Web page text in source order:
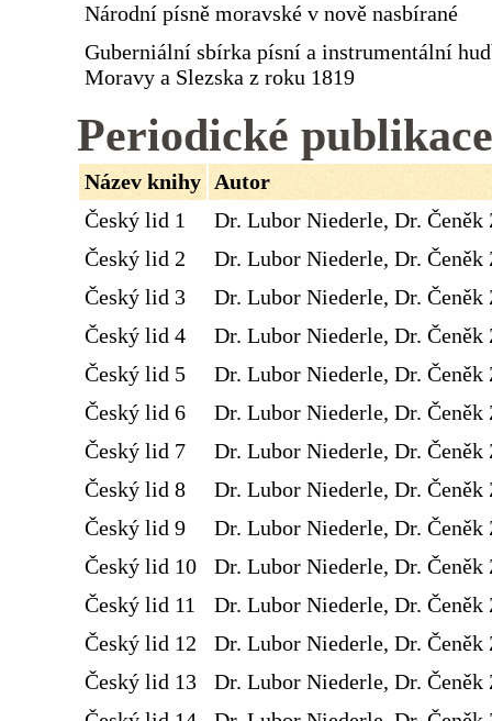
Národní písně moravské v nově nasbírané
Guberniální sbírka písní a instrumentální
Moravy a Slezska z roku 1819
Periodické publikace
Název knihy Autor
Český lid 1
Dr. Lubor Niederle, Dr. Čeněk
Český lid 2
Dr. Lubor Niederle, Dr. Čeněk
Český lid 3
Dr. Lubor Niederle, Dr. Čeněk
Český lid 4
Dr. Lubor Niederle, Dr. Čeněk
Český lid 5
Dr. Lubor Niederle, Dr. Čeněk
Český lid 6
Dr. Lubor Niederle, Dr. Čeněk
Český lid 7
Dr. Lubor Niederle, Dr. Čeněk
Český lid 8
Dr. Lubor Niederle, Dr. Čeněk
Český lid 9
Dr. Lubor Niederle, Dr. Čeněk
Český lid 10
Dr. Lubor Niederle, Dr. Čeněk
Český lid 11
Dr. Lubor Niederle, Dr. Čeněk
Český lid 12
Dr. Lubor Niederle, Dr. Čeněk
Český lid 13
Dr. Lubor Niederle, Dr. Čeněk